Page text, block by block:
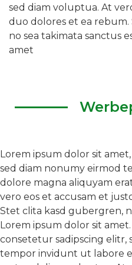
sed diam voluptua. At
duo dolores et ea
no sea takimata sanctus
amet
Lorem ipsum dolor sit
sed diam nonumy eirmod
dolore magna aliquyam
vero eos et accusam et
Stet clita kasd gubergren,
Lorem ipsum dolor sit
consetetur sadipscing elitr,
tempor invidunt ut labore